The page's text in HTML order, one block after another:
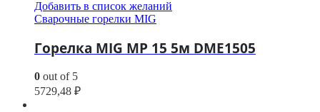
Добавить в список желаний
Сварочные горелки MIG
Горелка MIG MP 15 5м DME1505
0 out of 5
5729,48 ₽